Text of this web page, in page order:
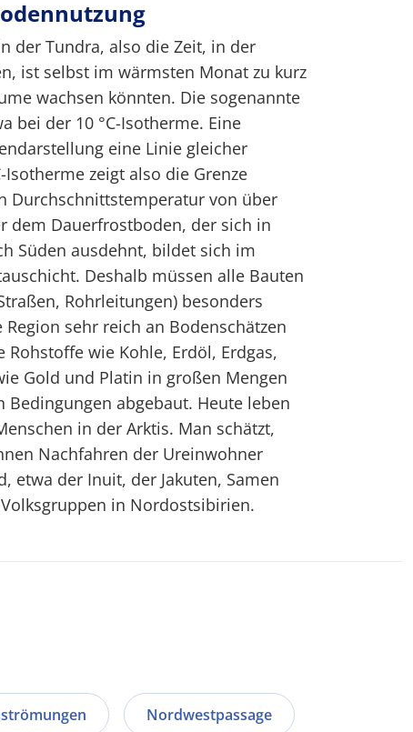
der Tundra, also die Zeit, in der
ist selbst im wärmsten Monat zu kurz
wachsen könnten. Die sogenannte
bei der 10 °C-Isotherme. Eine
eine Linie gleicher
Isotherme zeigt also die Grenze
Durchschnittstemperatur von über
dem Dauerfrostboden, der sich in
Süden ausdehnt, bildet sich im
Deshalb müssen alle Bauten
Rohrleitungen) besonders
sehr reich an Bodenschätzen
wie Kohle, Erdöl, Erdgas,
Gold und Platin in großen Mengen
Bedingungen abgebaut. Heute leben
in der Arktis. Man schätzt,
Nachfahren der Ureinwohner
etwa der Inuit, der Jakuten, Samen
in Nordostsibirien.
Nordwestpassage